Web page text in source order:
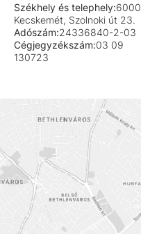
Székhely és telephely:6000
Kecskemét, Szolnoki út 23.
Adószám:24336840-2-03
Cégjegyzékszám:03 09
130723